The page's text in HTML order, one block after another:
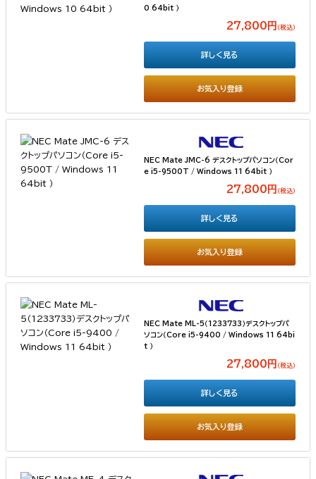
0 64bit ）
27,800円 （税込）
お気入り登録
詳しく見る
NEC Mate JMC-6 デスクトップパソコン（Cor
e i5-9500T / Windows 11 64bit ）
27,800円 （税込）
お気入り登録
詳しく見る
NEC Mate ML-5（1233733）デスクトップパ
ソコン（Core i5-9400 / Windows 11 64bi
t ）
27,800円 （税込）
お気入り登録
詳しく見る